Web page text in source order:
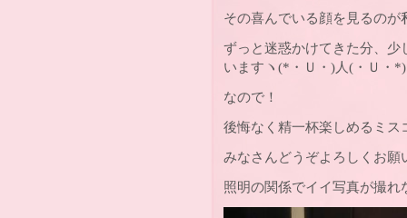
その喜んでいる顔を見るの
ずっと迷惑かけてきた分、
いますヽ(*・Ｕ・)人(・Ｕ・
なので！
後悔なく精一杯楽しめるミス
みなさんどうぞよろしくお
照明の関係でイイ写真が撮